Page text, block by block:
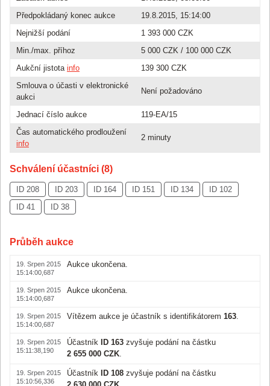
Předpokládaný konec aukce
19.8.2015, 15:14:00
Nejnižší podání
1 393 000 CZK
Min./max. příhoz
5 000 CZK / 100 000 CZK
Aukční jistota info
139 300 CZK
Smlouva o účasti v elektronické
aukci
Není požadováno
Jednací číslo aukce
119-EA/15
Čas automatického prodloužení
info
2 minuty
Schválení účastníci (8)
ID 208 ID 203 ID 164 ID 151 ID 134
ID 102
ID 41
ID 38
Průběh aukce
19. Srpen 2015
15:14:00,687
Aukce ukončena.
19. Srpen 2015
15:14:00,687
Aukce ukončena.
19. Srpen 2015
15:14:00,687
Vítězem aukce je účastník s identifikátorem 163
19. Srpen 2015
15:11:38,190
Účastník ID 163 zvyšuje podání na částku
2 655 000 CZK
19. Srpen 2015
15:10:56,336
Účastník ID 108 zvyšuje podání na částku
2 630 000 CZK